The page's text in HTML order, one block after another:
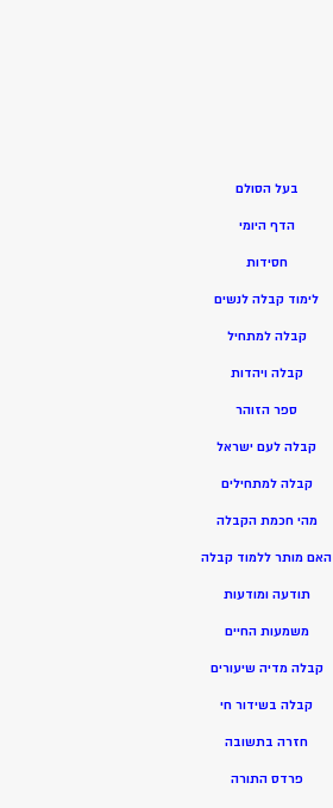
בעל הסולם
הדף היומי
חסידות
לימוד קבלה לנשים
קבלה למתחיל
קבלה ויהדות
ספר הזוהר
קבלה לעם ישראל
קבלה למתחילים
מהי חכמת הקבלה
האם מותר ללמוד קבלה
תודעה ומודעות
משמעות החיים
קבלה מדיה שיעורים
קבלה בשידור חי
חזרה בתשובה
פרדס התורה